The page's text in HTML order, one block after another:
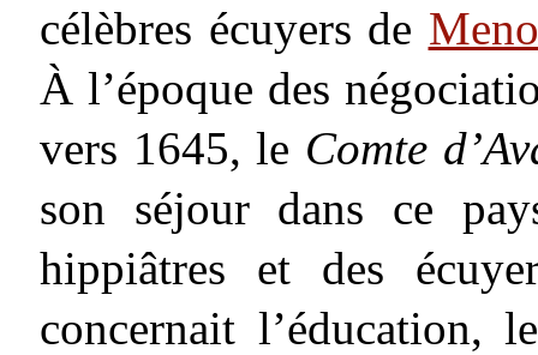
célèbres écuyers de
À l’époque des
vers 1645, le Comte
son séjour dans ce
hippiâtres et des
concernait l’éducation,